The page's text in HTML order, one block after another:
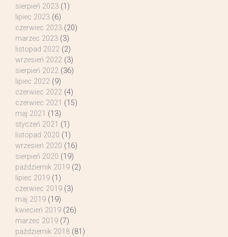
sierpień 2023 (1)
lipiec 2023 (6)
czerwiec 2023 (20)
marzec 2023 (3)
listopad 2022 (2)
wrzesień 2022 (3)
sierpień 2022 (36)
lipiec 2022 (9)
czerwiec 2022 (4)
czerwiec 2021 (15)
maj 2021 (13)
styczeń 2021 (1)
listopad 2020 (1)
wrzesień 2020 (16)
sierpień 2020 (19)
październik 2019 (2)
lipiec 2019 (1)
czerwiec 2019 (3)
maj 2019 (19)
kwiecień 2019 (26)
marzec 2019 (7)
październik 2018 (81)